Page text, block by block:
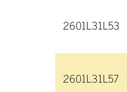
2601L31L53
2601L31L57